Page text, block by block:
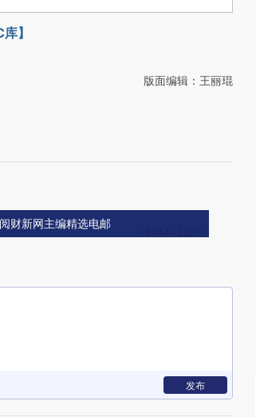
】
版面编辑：王丽琨
财新网主编精选电邮
发布